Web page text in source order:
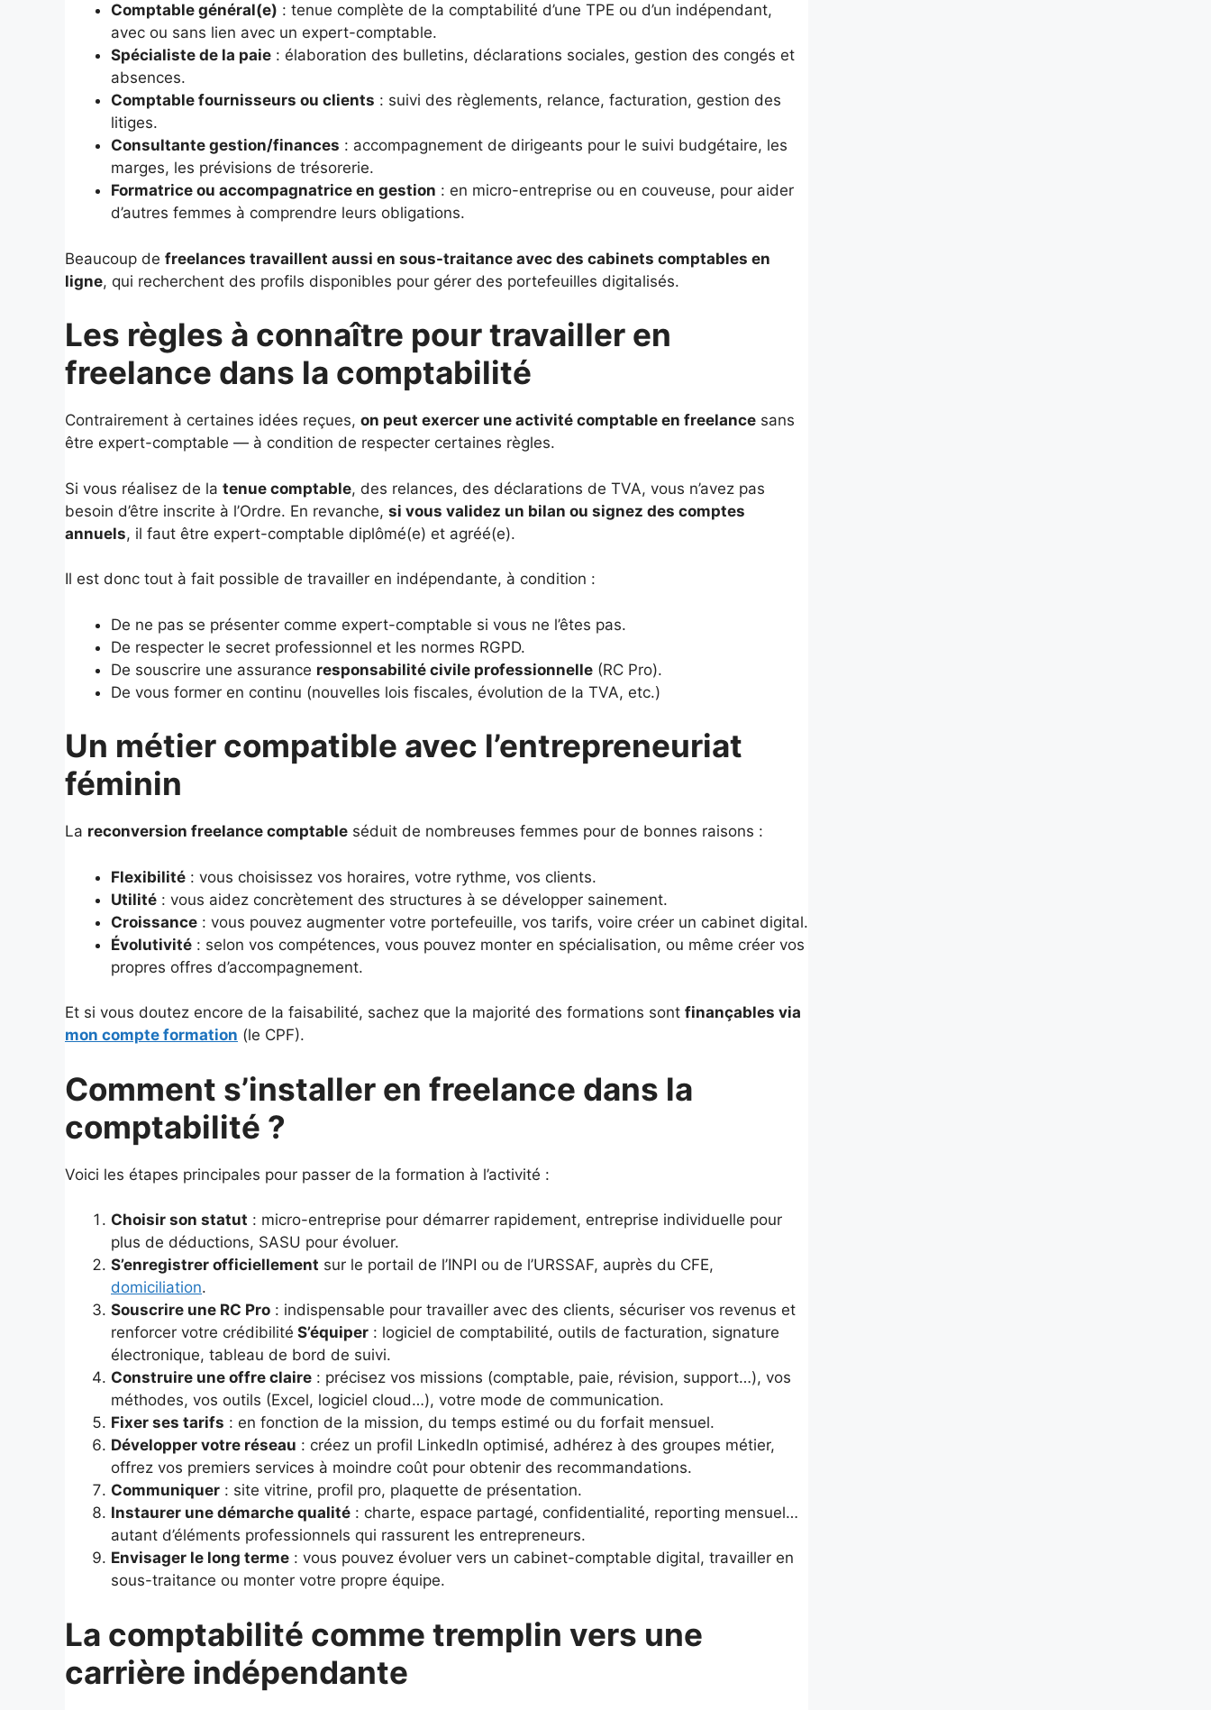
Comptable général(e) : tenue complète de la comptabilité d’une TPE ou d’un indépendant,
avec ou sans lien avec un expert-comptable.
Spécialiste de la paie : élaboration des bulletins, déclarations sociales, gestion des congés et
absences.
Comptable fournisseurs ou clients : suivi des règlements, relance, facturation, gestion des
litiges.
Consultante gestion/finances : accompagnement de dirigeants pour le suivi budgétaire, les
marges, les prévisions de trésorerie.
Formatrice ou accompagnatrice en gestion : en micro-entreprise ou en couveuse, pour aider
d’autres femmes à comprendre leurs obligations.
Beaucoup de freelances travaillent aussi en sous-traitance avec des cabinets comptables en
ligne, qui recherchent des profils disponibles pour gérer des portefeuilles digitalisés.
Les règles à connaître pour travailler en
freelance dans la comptabilité
Contrairement à certaines idées reçues, on peut exercer une activité comptable en freelance sans
être expert-comptable — à condition de respecter certaines règles.
Si vous réalisez de la tenue comptable, des relances, des déclarations de TVA, vous n’avez pas
besoin d’être inscrite à l’Ordre. En revanche, si vous validez un bilan ou signez des comptes
annuels, il faut être expert-comptable diplômé(e) et agréé(e).
Il est donc tout à fait possible de travailler en indépendante, à condition :
De ne pas se présenter comme expert-comptable si vous ne l’êtes pas.
De respecter le secret professionnel et les normes RGPD.
De souscrire une assurance responsabilité civile professionnelle (RC Pro).
De vous former en continu (nouvelles lois fiscales, évolution de la TVA, etc.)
Un métier compatible avec l’entrepreneuriat
féminin
La reconversion freelance comptable séduit de nombreuses femmes pour de bonnes raisons :
Flexibilité : vous choisissez vos horaires, votre rythme, vos clients.
Utilité : vous aidez concrètement des structures à se développer sainement.
Croissance : vous pouvez augmenter votre portefeuille, vos tarifs, voire créer un cabinet digital.
Évolutivité : selon vos compétences, vous pouvez monter en spécialisation, ou même créer vos
propres offres d’accompagnement.
Et si vous doutez encore de la faisabilité, sachez que la majorité des formations sont finançables via
mon compte formation (le CPF).
Comment s’installer en freelance dans la
comptabilité ?
Voici les étapes principales pour passer de la formation à l’activité :
Choisir son statut : micro-entreprise pour démarrer rapidement, entreprise individuelle pour
plus de déductions, SASU pour évoluer.
S’enregistrer officiellement sur le portail de l’INPI ou de l’URSSAF, auprès du CFE,
domiciliation.
Souscrire une RC Pro : indispensable pour travailler avec des clients, sécuriser vos revenus et
renforcer votre crédibilité S’équiper : logiciel de comptabilité, outils de facturation, signature
électronique, tableau de bord de suivi.
Construire une offre claire : précisez vos missions (comptable, paie, révision, support…), vos
méthodes, vos outils (Excel, logiciel cloud…), votre mode de communication.
Fixer ses tarifs : en fonction de la mission, du temps estimé ou du forfait mensuel.
Développer votre réseau : créez un profil LinkedIn optimisé, adhérez à des groupes métier,
offrez vos premiers services à moindre coût pour obtenir des recommandations.
Communiquer : site vitrine, profil pro, plaquette de présentation.
Instaurer une démarche qualité : charte, espace partagé, confidentialité, reporting mensuel…
autant d’éléments professionnels qui rassurent les entrepreneurs.
Envisager le long terme : vous pouvez évoluer vers un cabinet-comptable digital, travailler en
sous-traitance ou monter votre propre équipe.
La comptabilité comme tremplin vers une
carrière indépendante